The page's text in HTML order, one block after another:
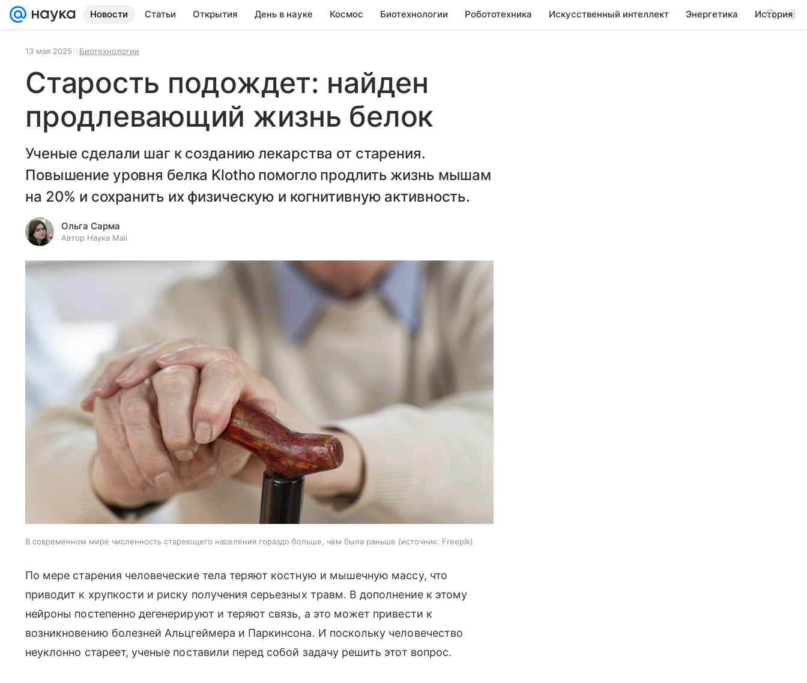
Новости Статьи Открытия День в науке Космос Биотехнологии Робототехника Искусственный интеллект Энергетика История
13 мая 2025 Биотехнологии
Старость подождет: найден
продлевающий жизнь белок
Ученые сделали шаг к созданию лекарства от старения.
Повышение уровня белка Klotho помогло продлить жизнь мышам
на 20% и сохранить их физическую и когнитивную активность.
Ольга Сарма
Автор Наука Mail
В современном мире численность стареющего населения гораздо больше, чем была раньше источник: Freepik
По мере старения человеческие тела теряют костную и мышечную массу, что
приводит к хрупкости и риску получения серьезных травм. В дополнение к этому
нейроны постепенно дегенерируют и теряют связь, а это может привести к
возникновению болезней Альцгеймера и Паркинсона. И поскольку человечество
неуклонно стареет, ученые поставили перед собой задачу решить этот вопрос.